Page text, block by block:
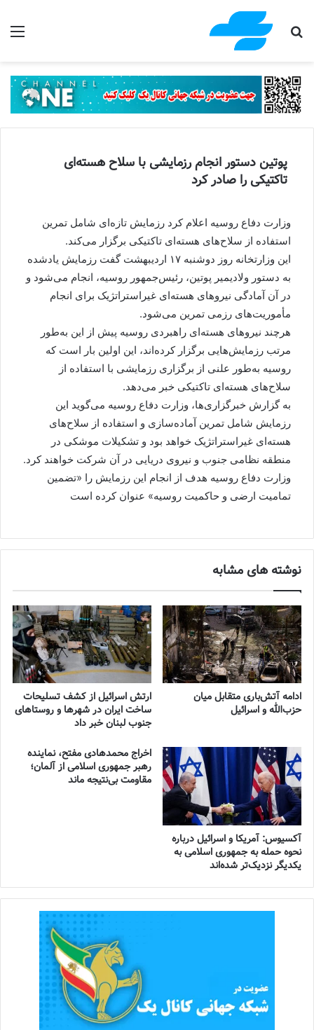
جستجو برای
پوتین دستور انجام رزمایشی با سلاح هسته‌ای
تاکتیکی را صادر کرد
وزارت دفاع روسیه اعلام کرد رزمایش تازه‌ای شامل تمرین
استفاده از سلاح‌های هسته‌ای تاکتیکی برگزار می‌کند.
این وزارتخانه روز دوشنبه ۱۷ اردیبهشت گفت رزمایش یادشده
به دستور ولادیمیر پوتین، رئیس‌جمهور روسیه، انجام می‌شود و
در آن آمادگی نیروهای هسته‌ای غیراستراتژیک برای انجام
مأموریت‌های رزمی تمرین می‌شود.
هرچند نیروهای هسته‌ای راهبردی روسیه پیش از این به‌طور
مرتب رزمایش‌هایی برگزار کرده‌اند، این اولین بار است که
روسیه به‌طور علنی از برگزاری رزمایشی با استفاده از
سلاح‌های هسته‌ای تاکتیکی خبر می‌دهد.
به گزارش خبرگزاری‌ها، وزارت دفاع روسیه می‌گوید این
رزمایش شامل تمرین آماده‌سازی و استفاده از سلاح‌های
هسته‌ای غیراستراتژیک خواهد بود و تشکیلات موشکی در
منطقه نظامی جنوب و نیروی دریایی در آن شرکت خواهند کرد.
وزارت دفاع روسیه هدف از انجام این رزمایش را «تضمین
تمامیت ارضی و حاکمیت روسیه» عنوان کرده است
نوشته های مشابه
ادامه آتش‌باری متقابل میان
حزب‌الله و اسرائیل
ارتش اسرائیل از کشف تسلیحات
ساخت ایران در شهرها و روستاهای
جنوب لبنان خبر داد
آکسیوس: آمریکا و اسرائیل درباره
نحوه حمله به جمهوری اسلامی به
یکدیگر نزدیک‌تر شده‌اند
اخراج محمدهادی مفتح، نماینده
رهبر جمهوری اسلامی از آلمان؛
مقاومت بی‌نتیجه ماند